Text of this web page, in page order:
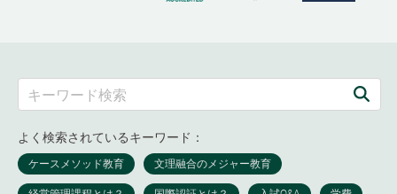
よく検索されているキーワード：